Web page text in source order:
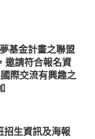
基金計畫之聯盟
邀請符合報名資
際交流有興趣之
招生資訊及海報